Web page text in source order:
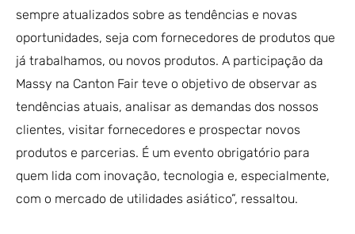
sempre atualizados sobre as tendências e novas
oportunidades, seja com fornecedores de produtos que
já trabalhamos, ou novos produtos. A participação da
Massy na Canton Fair teve o objetivo de observar as
tendências atuais, analisar as demandas dos nossos
clientes, visitar fornecedores e prospectar novos
produtos e parcerias. É um evento obrigatório para
quem lida com inovação, tecnologia e, especialmente,
com o mercado de utilidades asiático”, ressaltou.